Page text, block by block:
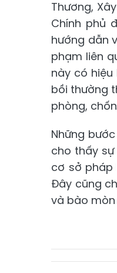
Thương,
Chính phủ
hướng dẫn
phạm liên
này có
bồi thường
phòng,
Những
cho thấy
cơ sở pháp
Đây cũng
và bào